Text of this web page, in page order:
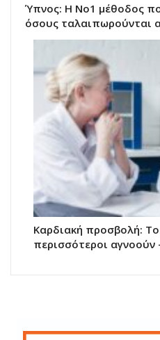
Ύπνος: Η Νο1 μέθοδος
όσους ταλαιπωρούνται
Καρδιακή προσβολή:
περισσότεροι αγνοούν